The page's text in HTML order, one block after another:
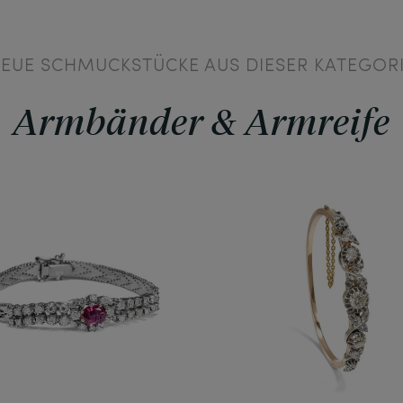
SCHMUCKSTÜCKE AUS DIESER
Armbänder & Armreife